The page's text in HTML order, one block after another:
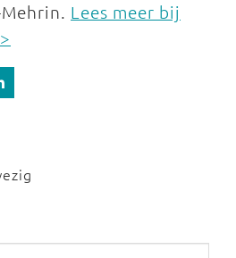
Lees meer bij